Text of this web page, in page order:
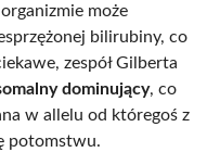
może
bilirubiny, co
zespół Gilberta
dominujący, co
w allelu od któregoś z
potomstwu.